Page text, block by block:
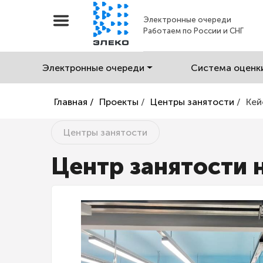
Электронные очереди
Работаем по России и СНГ
Электронные очереди Система
Главная / Проекты / Центры занятости /
Центры занятости
Центр занятости